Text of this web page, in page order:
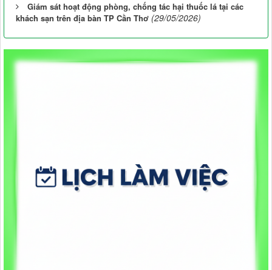
Giám sát hoạt động phòng, chống tác hại thuốc lá tại các
khách sạn trên địa bàn TP Cần Thơ (29/05/2026)